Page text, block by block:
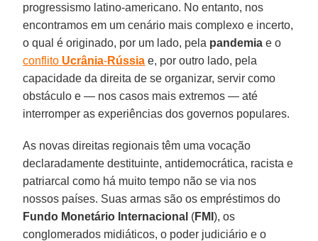
progressismo latino-americano. No entanto, nos
encontramos em um cenário mais complexo e incerto,
o qual é originado, por um lado, pela pandemia e o
conflito Ucrânia-Rússia e, por outro lado, pela
capacidade da direita de se organizar, servir como
obstáculo e — nos casos mais extremos — até
interromper as experiências dos governos populares.
As novas direitas regionais têm uma vocação
declaradamente destituinte, antidemocrática, racista e
patriarcal como há muito tempo não se via nos
nossos países. Suas armas são os empréstimos do
Fundo Monetário Internacional (FMI), os
conglomerados midiáticos, o poder judiciário e o